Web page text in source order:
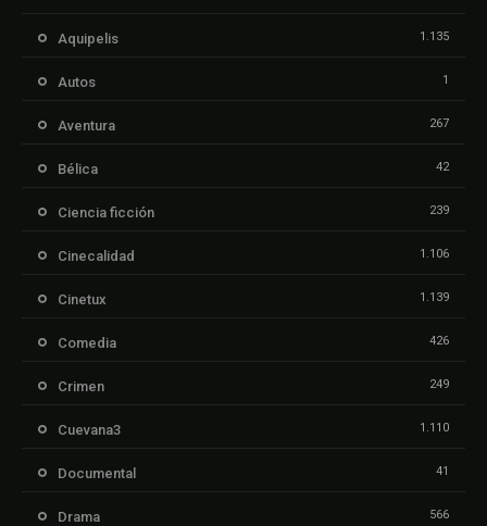
Aquipelis 1.135
Autos 1
Aventura 267
Bélica 42
Ciencia ficción 239
Cinecalidad 1.106
Cinetux 1.139
Comedia 426
Crimen 249
Cuevana3 1.110
Documental 41
Drama 566